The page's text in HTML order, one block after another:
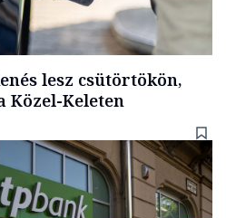
lesz csütörtökön,
Közel-Keleten